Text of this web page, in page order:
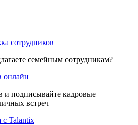
сотрудников
семейным сотрудникам?
онлайн
и подписывайте кадровые
встреч
с Talantix